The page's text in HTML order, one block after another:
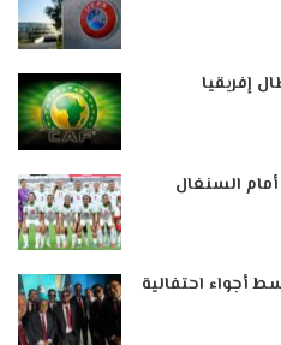
إفريقيا
السنغال
أجواء احتفالية